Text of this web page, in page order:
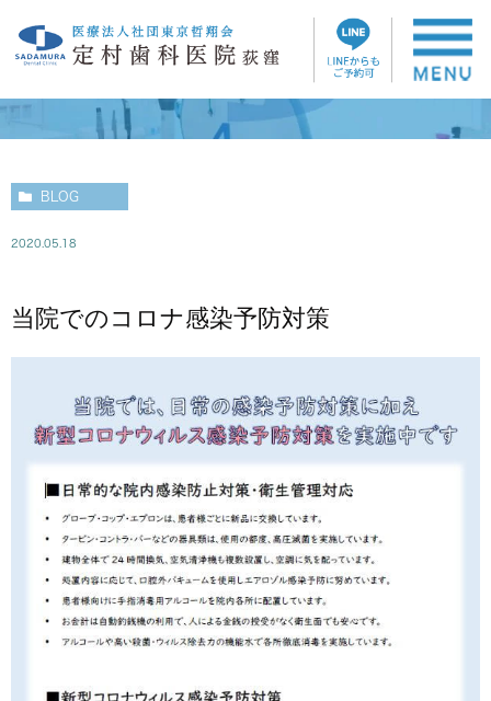
ブログ
BLOG
2020.05.18
当院でのコロナ感染予防対策